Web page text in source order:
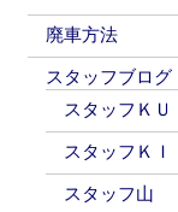
廃車方法
スタッフブログ
スタッフＫＵ
スタッフＫＩ
スタッフ山